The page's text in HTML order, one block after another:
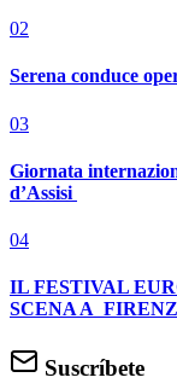
02
Serena conduce
03
Giornata
d’Assisi
04
IL FESTIVAL
SCENA A
Suscríbete